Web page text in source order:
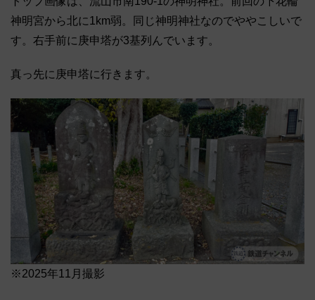
神明宮から北に1km弱。同じ神明神社なのでややこしいで
す。右手前に庚申塔が3基列んでいます。
真っ先に庚申塔に行きます。
※2025年11月撮影